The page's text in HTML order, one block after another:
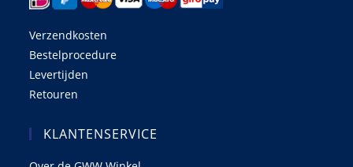
Verzendkosten
Bestelprocedure
Levertijden
Retouren
KLANTENSERVICE